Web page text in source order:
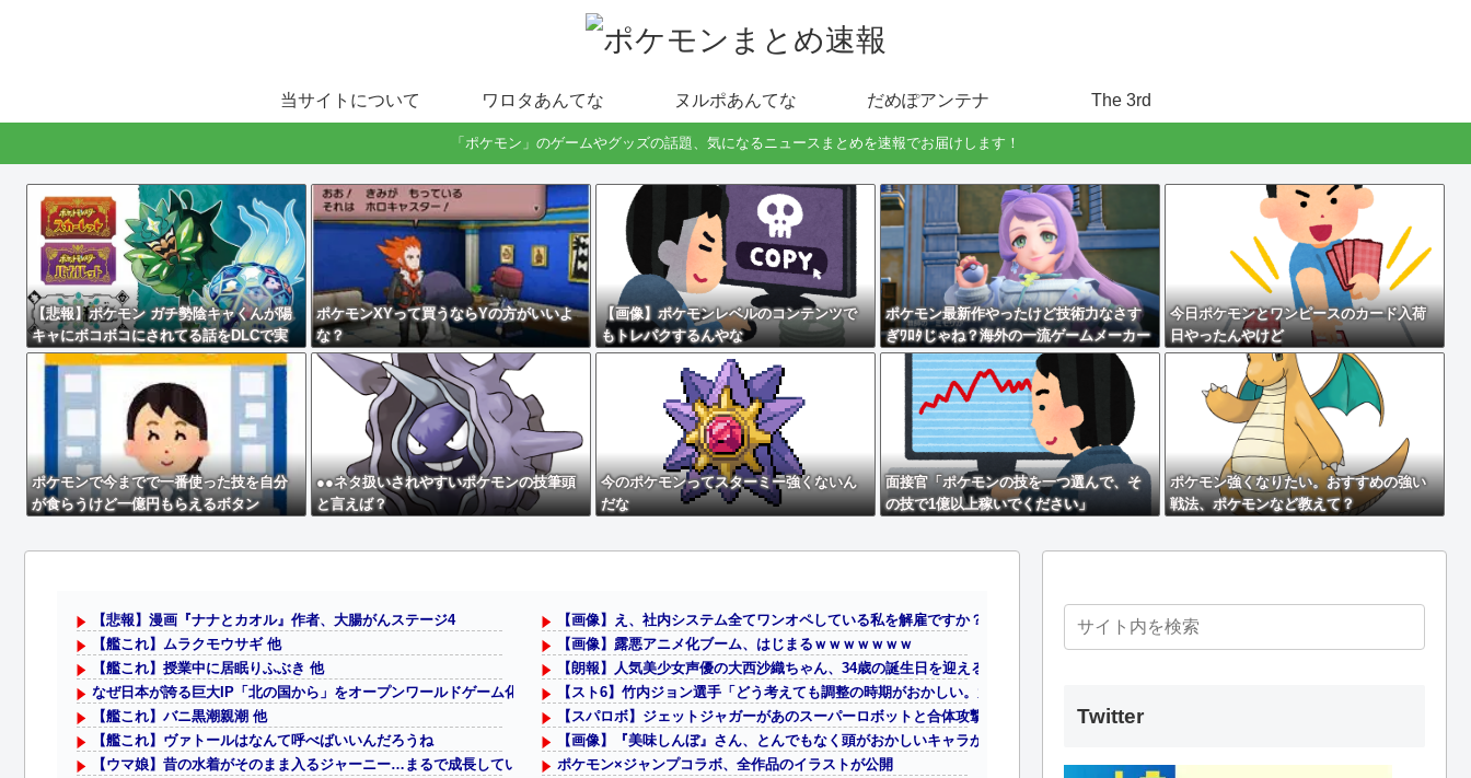
当サイトについて ワロタあんてな ヌルポあんてな だめぽアンテナ The 3rd
「ポケモン」のゲームやグッズの話題、気になるニュースまとめを速報でお届けします！
【悲報】ポケモン ガチ勢陰キャくんが陽
キャにボコボコにされてる話をDLCで実
装して大荒れ
ポケモンXYって買うならYの方がいいよ
な？
【画像】ポケモンレベルのコンテンツで
もトレパクするんやな
ポケモン最新作やったけど技術力なさす
ぎﾜﾛﾀじゃね？海外の一流ゲームメーカー
に権利を売ってしまえばいいのに
今日ポケモンとワンピースのカード入荷
日やったんやけど
ポケモンで今までで一番使った技を自分
が食らうけど一億円もらえるボタン
●●ネタ扱いされやすいポケモンの技筆頭
と言えば？
今のポケモンってスターミー強くないん
だな
面接官「ポケモンの技を一つ選んで、そ
の技で1億以上稼いでください」
ポケモン強くなりたい。おすすめの強い
戦法、ポケモンなど教えて？
【悲報】漫画『ナナとカオル』作者、大腸がんステージ4
【艦これ】ムラクモウサギ 他
【艦これ】授業中に居眠りふぶき 他
なぜ日本が誇る巨大IP「北の国から」をオープンワールドゲーム化しないのか？
【艦これ】バニ黒潮親潮 他
【艦これ】ヴァトールはなんて呼べばいいんだろうね
【ウマ娘】昔の水着がそのまま入るジャーニー…まるで成長していない！？
【画像】え、社内システム全てワンオペしている私を解雇ですか？みたいな漫画、見つかる
【画像】露悪アニメ化ブーム、はじまるｗｗｗｗｗｗｗ
【朗報】人気美少女声優の大西沙織ちゃん、34歳の誕生日を迎える・・・
【スト6】竹内ジョン選手「どう考えても調整の時期がおかしい。大会の真っただ中にコンセプトが変わるほどの調整、大会が終わった後は微
【スパロボ】ジェットジャガーがあのスーパーロボットと合体攻撃するのか…
【画像】『美味しんぼ』さん、とんでもなく頭がおかしいキャラが発見される
ポケモン×ジャンプコラボ、全作品のイラストが公開
Twitter